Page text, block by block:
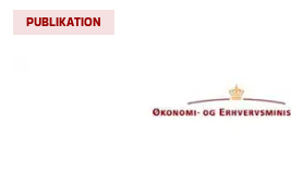
PUBLIKATION